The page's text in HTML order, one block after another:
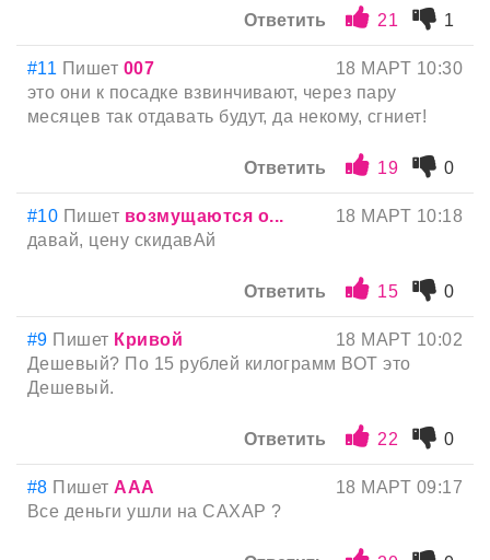
Ответить 21 1
#11 Пишет 007
18 МАРТ 10:30
это они к посадке взвинчивают, через пару
месяцев так отдавать будут, да некому, сгниет!
Ответить 19 0
#10 Пишет возмущаются о...
18 МАРТ 10:18
давай, цену скидавАй
Ответить 15 0
#9 Пишет Кривой
18 МАРТ 10:02
Дешевый? По 15 рублей килограмм ВОТ это
Дешевый.
Ответить 22 0
#8 Пишет AAA
18 МАРТ 09:17
Все деньги ушли на САХАР ?